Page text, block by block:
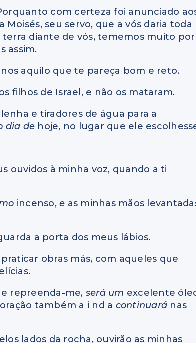
com certeza foi anunciado
seu servo, que a vós daria toda
diante de vós, tememos muito por
assim.
aquilo que te pareça bom e reto.
filhos de Israel, e não os mataram.
e tiradores de água para a
dia de hoje, no lugar que ele
ouvidos à minha voz, quando a ti
incenso,e as minhas mãos
a porta dos meus lábios.
obras más, com aqueles que
repreenda-me, será um excelente
também a i nd a continuará nas
lados da rocha, ouvirão as minhas